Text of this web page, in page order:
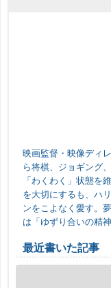
映画監督・映像ディ
ら将棋、ジョギング
「わくわく」状態を
を大切にするも、ハ
ンをこよなく愛す。
は「ゆずり合いの精
最近書いた記事